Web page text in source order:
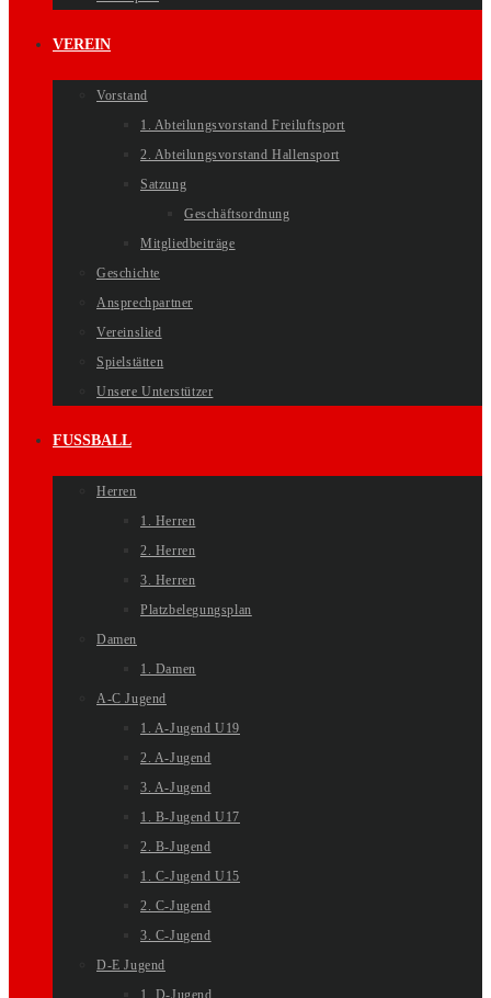
VEREIN
Vorstand
1. Abteilungsvorstand Freiluftsport
2. Abteilungsvorstand Hallensport
Satzung
Geschäftsordnung
Mitgliedbeiträge
Geschichte
Ansprechpartner
Vereinslied
Spielstätten
Unsere Unterstützer
FUSSBALL
Herren
1. Herren
2. Herren
3. Herren
Platzbelegungsplan
Damen
1. Damen
A-C Jugend
1. A-Jugend U19
2. A-Jugend
3. A-Jugend
1. B-Jugend U17
2. B-Jugend
1. C-Jugend U15
2. C-Jugend
3. C-Jugend
D-E Jugend
1. D-Jugend